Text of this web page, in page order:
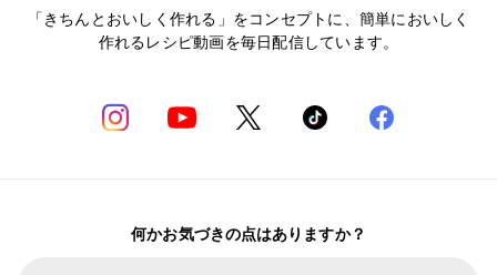
「きちんとおいしく作れる」をコンセプトに、簡単においしく
作れるレシピ動画を毎日配信しています。
何かお気づきの点はありますか？